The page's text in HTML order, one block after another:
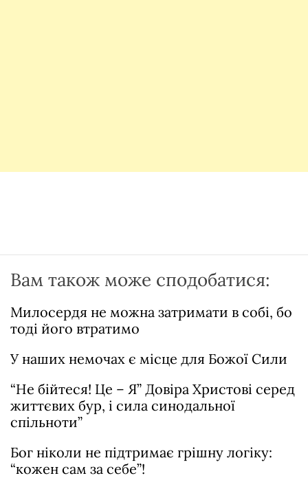
Вам також може сподобатися:
Милосердя не можна затримати в собі, бо
тоді його втратимо
У наших немочах є місце для Божої Сили
“Не бійтеся! Це – Я” Довіра Христові серед
життєвих бур, і сила синодальної
спільноти”
Бог ніколи не підтримає грішну логіку:
“кожен сам за себе”!